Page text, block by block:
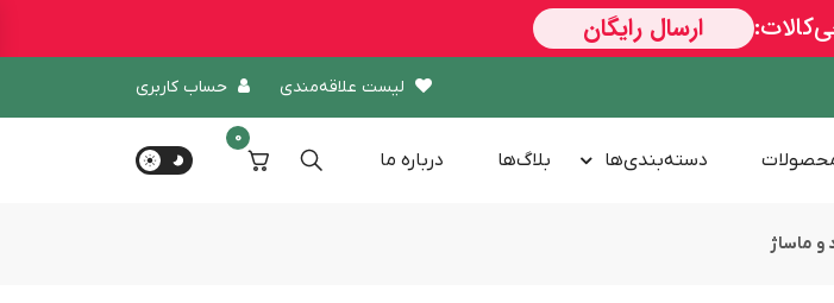
لیست علاقه‌مندی حساب کاربری
دسته‌بندی‌ها بلاگ‌ها درباره‌ ما
0
و ماساژ